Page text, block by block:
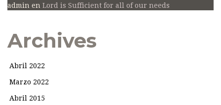
admin en Lord is Sufficient for all of our needs
Archives
Abril 2022
Marzo 2022
Abril 2015